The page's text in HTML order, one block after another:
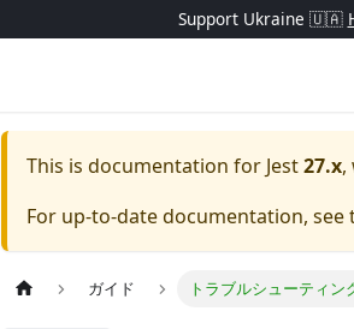
Support Ukraine 🇺🇦
This is documentation for Jest27.x,
For up-to-date documentation, see
ガイド トラブルシューティン